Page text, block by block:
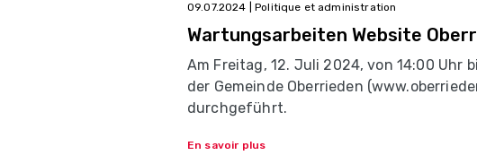
09.07.2024 | Politique et administration
Wartungsarbeiten Website
Am Freitag, 12. Juli 2024, von 14:00 Uhr
der Gemeinde Oberrieden
durchgeführt.
En savoir plus